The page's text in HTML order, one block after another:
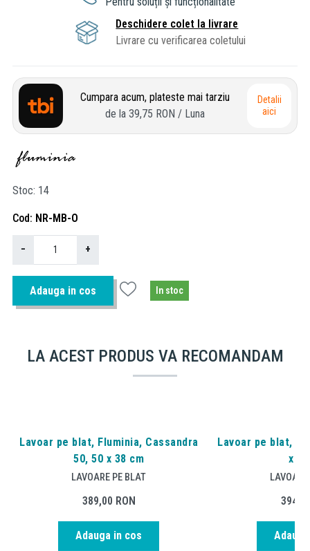
Deschidere colet la livrare
Livrare cu verificarea coletului
Cumpara acum, plateste mai tarziu
de la 39,75 RON / Luna
Detalii
aici
Stoc 14
Cod NR-MB-O
− +
Adauga in cos In stoc
LA ACEST PRODUS VA RECOMANDAM
Lavoar pe blat, Fluminia, Cassandra
50, 50 x 38 cm
LAVOARE PE BLAT
389,00 RON
Adauga in cos
Lavoar pe blat,
x